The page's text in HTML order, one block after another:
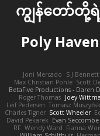
ကျွန်တော်တို့ရဲ့
Poly
Joni Mercado S J Bennett
Max Christian Pohle Scott
BetaFive Productions - Daren
Roger Thomas Joey
Leif Pedersen Tomasz
Charles Tigner Scott Wheeler
David Pekarek Evan Seccombe
RF Wendy Ward Fianna